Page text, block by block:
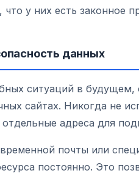
что у них есть законное
данных
ситуаций в будущем,
сайтах. Никогда не
адреса для
почты или
постоянно. Это